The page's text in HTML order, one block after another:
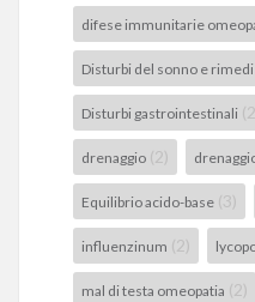
difese immunitarie
Disturbi del sonno e
Disturbi gastrointestinali
drenaggio (2)
Equilibrio acido-base (3)
influenzinum (2)
mal di testa omeopatia (2)